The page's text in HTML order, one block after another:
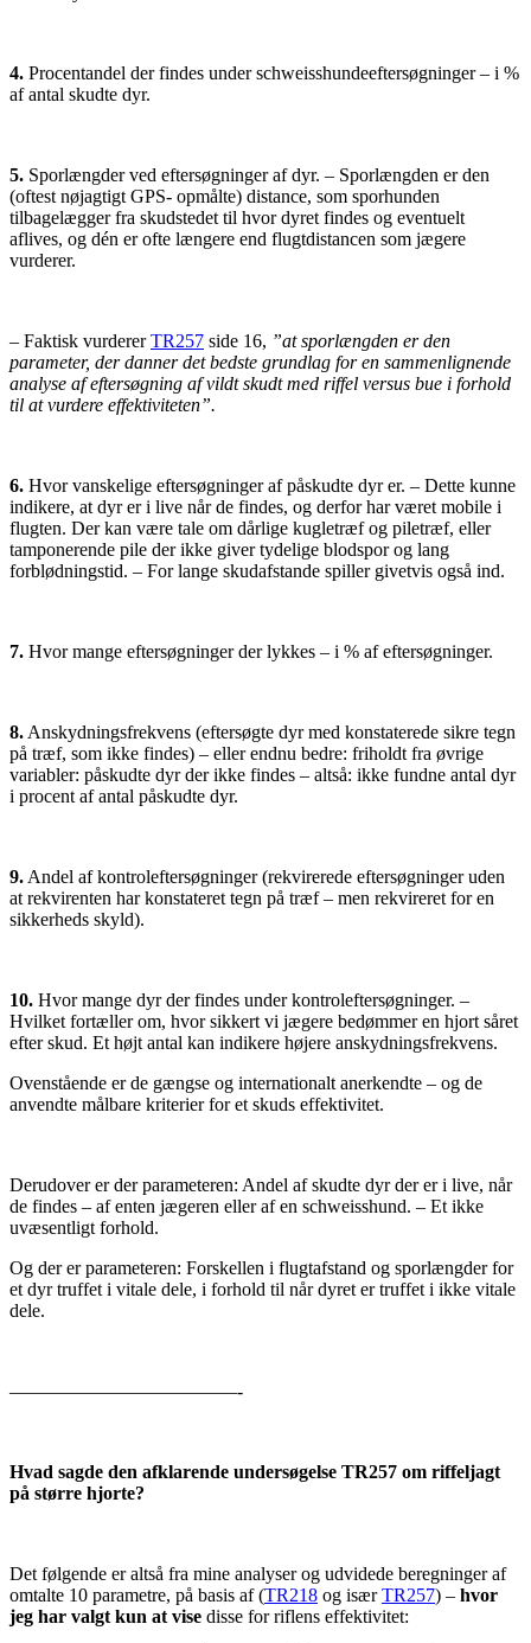
4. Procentandel der findes under schweisshundeeftersøgninger – i %
af antal skudte dyr.
5. Sporlængder ved eftersøgninger af dyr. – Sporlængden er den
(oftest nøjagtigt GPS- opmålte) distance, som sporhunden
tilbagelægger fra skudstedet til hvor dyret findes og eventuelt
aflives, og dén er ofte længere end flugtdistancen som jægere
vurderer.
– Faktisk vurdererTR257 side 16, ”at sporlængden er den
parameter, der danner det bedste grundlag for en sammenlignende
analyse af eftersøgning af vildt skudt med riffel versus bue i forhold
til at vurdere effektiviteten”.
6. Hvor vanskelige eftersøgninger af påskudte dyr er. – Dette kunne
indikere, at dyr er i live når de findes, og derfor har været mobile i
flugten. Der kan være tale om dårlige kugletræf og piletræf, eller
tamponerende pile der ikke giver tydelige blodspor og lang
forblødningstid. – For lange skudafstande spiller givetvis også ind.
7. Hvor mange eftersøgninger der lykkes – i % af eftersøgninger.
8.Anskydningsfrekvens (eftersøgte dyr med konstaterede sikre tegn
på træf, som ikke findes) – eller endnu bedre: friholdt fra øvrige
variabler: påskudte dyr der ikke findes – altså: ikke fundne antal dyr
i procent af antal påskudte dyr.
9.Andel af kontroleftersøgninger (rekvirerede eftersøgninger uden
at rekvirenten har konstateret tegn på træf – men rekvireret for en
sikkerheds skyld).
10. Hvor mange dyr der findes under kontroleftersøgninger. –
Hvilket fortæller om, hvor sikkert vi jægere bedømmer en hjort såret
efter skud. Et højt antal kan indikere højere anskydningsfrekvens.
Ovenstående er de gængse og internationalt anerkendte – og de
anvendte målbare kriterier for et skuds effektivitet.
Derudover er der parameteren: Andel af skudte dyr der er i live, når
de findes – af enten jægeren eller af en schweisshund. – Et ikke
uvæsentligt forhold.
Og der er parameteren: Forskellen i flugtafstand og sporlængder for
et dyr truffet i vitale dele, i forhold til når dyret er truffet i ikke vitale
dele.
————————————-
Hvad sagde den afklarende undersøgelse TR257 om riffeljagt
på større hjorte?
Det følgende er altså fra mine analyser og udvidede beregninger af
omtalte 10 parametre, på basis af (TR218 og isærTR257) – hvor
jeg har valgt kun at vise disse for riflens effektivitet: